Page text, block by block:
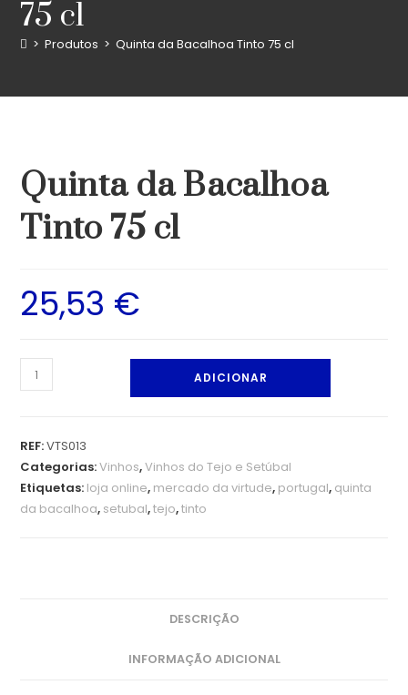
75 cl
> Produtos > Quinta da Bacalhoa Tinto 75 cl
Quinta da Bacalhoa
Tinto 75 cl
25,53 €
ADICIONAR
REF:VTS013
Categorias:Vinhos,Vinhos do Tejo e Setúbal
Etiquetas: loja online, mercado da virtude, portugal, quinta
da bacalhoa, setubal,tejo,tinto
DESCRIÇÃO
INFORMAÇÃO ADICIONAL